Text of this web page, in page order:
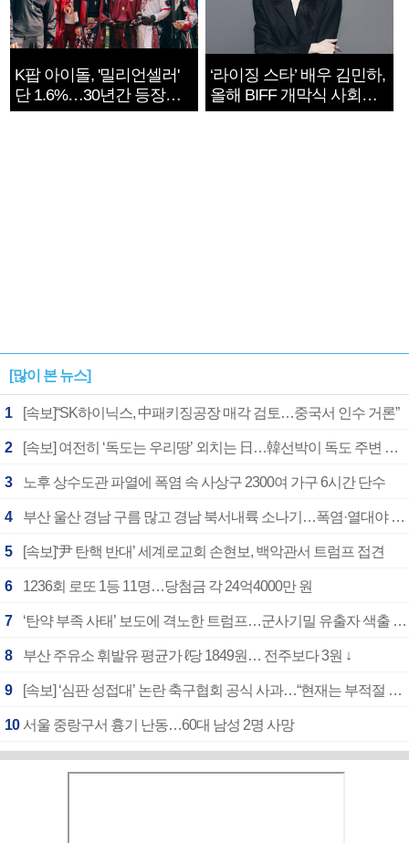
K팝 아이돌, '밀리언셀러'
단 1.6%…30년간 등장
1182개팀 전수조사
‘라이징 스타’ 배우 김민하,
올해 BIFF 개막식 사회자
확정
[많이 본 뉴스]
1 [속보]“SK하이닉스, 中패키징공장 매각 검토…중국서 인수 거론”
2 [속보] 여전히 ‘독도는 우리땅’ 외치는 日…韓선박이 독도 주변 해양조사 활동하자 반발
3 노후 상수도관 파열에 폭염 속 사상구 2300여 가구 6시간 단수
4 부산 울산 경남 구름 많고 경남 북서내륙 소나기…폭염·열대야 계속
5 [속보]‘尹 탄핵 반대’ 세계로교회 손현보, 백악관서 트럼프 접견
6 1236회 로또 1등 11명…당첨금 각 24억4000만 원
7 ‘탄약 부족 사태’ 보도에 격노한 트럼프…군사기밀 유출자 색출 지시
8 부산 주유소 휘발유 평균가 ℓ당 1849원… 전주보다 3원 ↓
9 [속보] ‘심판 성접대’ 논란 축구협회 공식 사과…“현재는 부적절 행위 없어”
10 서울 중랑구서 흉기 난동…60대 남성 2명 사망